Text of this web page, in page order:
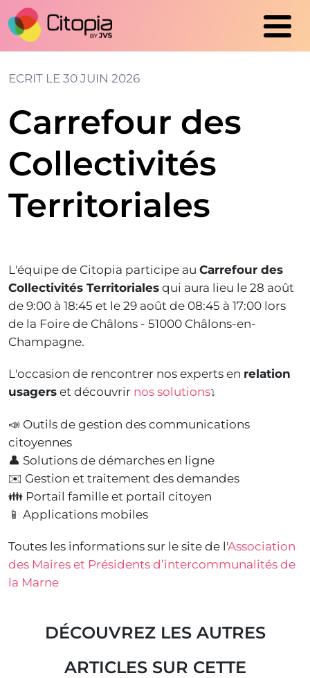
ECRIT LE 30 JUIN 2026
Carrefour des
Collectivités
Territoriales
L'équipe de Citopia participe au Carrefour des
Collectivités Territoriales qui aura lieu le 28 août
de 9:00 à 18:45 et le 29 août de 08:45 à 17:00 lors
de la Foire de Châlons - 51000 Châlons-en-
Champagne.
L'occasion de rencontrer nos experts en relation
usagers et découvrir nos solutions⤵️
📣 Outils de gestion des communications
citoyennes
👤 Solutions de démarches en ligne
✉️ Gestion et traitement des demandes
👪 Portail famille et portail citoyen
📱 Applications mobiles
Toutes les informations sur le site de l'Association
des Maires et Présidents d’intercommunalités de
la Marne
DÉCOUVREZ LES AUTRES
ARTICLES SUR CETTE
Cookies management panel